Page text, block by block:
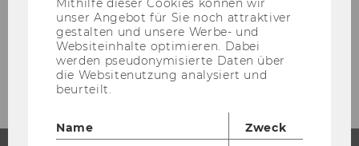
August 2006
September 2006
unser Angebot für Sie noch attraktiver
gestalten und unsere Werbe- und
Websiteinhalte optimieren. Dabei
werden pseudonymisierte Daten über
die Websitenutzung analysiert und
beurteilt.
Name
Zweck